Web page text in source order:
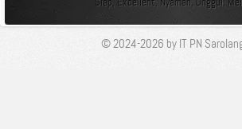
© 2024-2026 by IT PN